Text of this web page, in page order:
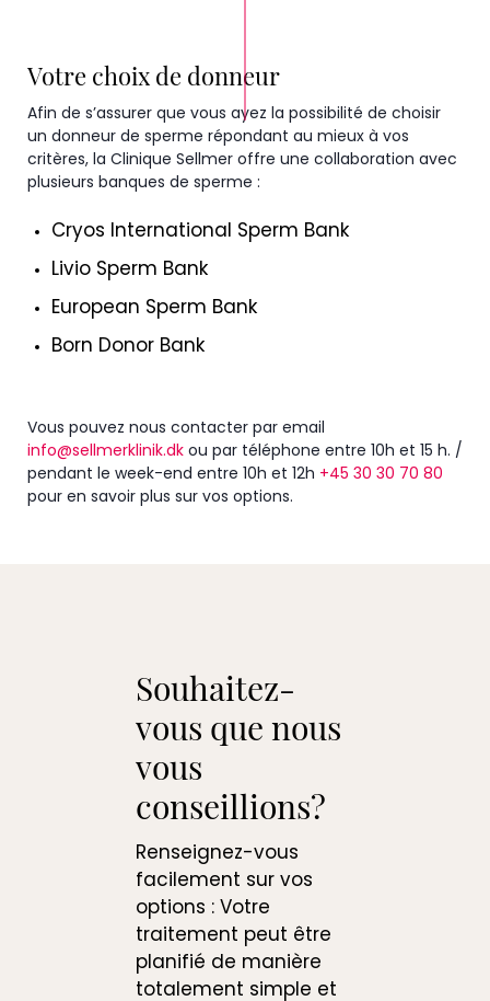
Votre choix de donneur
Afin de s’assurer que vous ayez la possibilité de choisir
un donneur de sperme répondant au mieux à vos
critères, la Clinique Sellmer offre une collaboration avec
plusieurs banques de sperme :
Cryos International Sperm Bank
Livio Sperm Bank
European Sperm Bank
Born Donor Bank
Vous pouvez nous contacter par email
info@sellmerklinik.dk ou par téléphone entre 10h et 15 h. /
pendant le week-end entre 10h et 12h +45 30 30 70 80
pour en savoir plus sur vos options.
Souhaitez-
vous que nous
vous
conseillions?
Renseignez-vous
facilement sur vos
options : Votre
traitement peut être
planifié de manière
totalement simple et